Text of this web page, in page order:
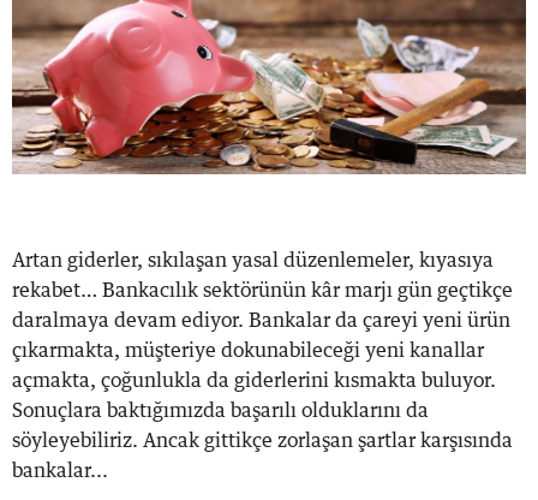
Artan giderler, sıkılaşan yasal düzenlemeler, kıyasıya
rekabet… Bankacılık sektörünün kâr marjı gün geçtikçe
daralmaya devam ediyor. Bankalar da çareyi yeni ürün
çıkarmakta, müşteriye dokunabileceği yeni kanallar
açmakta, çoğunlukla da giderlerini kısmakta buluyor.
Sonuçlara baktığımızda başarılı olduklarını da
söyleyebiliriz. Ancak gittikçe zorlaşan şartlar karşısında
bankalar...